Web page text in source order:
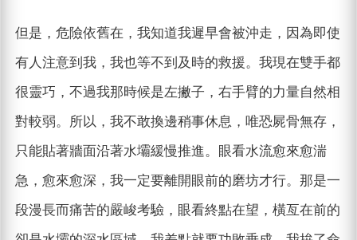
但是，危險依舊在，我知道我遲早會被沖走，因為即使
有人注意到我，我也等不到及時的救援。我現在雙手都
很靈巧，不過我那時候是左撇子，右手臂的力量自然相
對較弱。所以，我不敢換邊稍事休息，唯恐屍骨無存，
只能貼著牆面沿著水壩緩慢推進。眼看水流愈來愈湍
急，愈來愈深，我一定要離開眼前的磨坊才行。那是一
段漫長而痛苦的嚴峻考驗，眼看終點在望，橫亙在前的